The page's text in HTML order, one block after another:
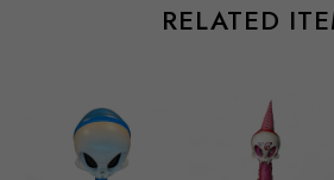
RELATED